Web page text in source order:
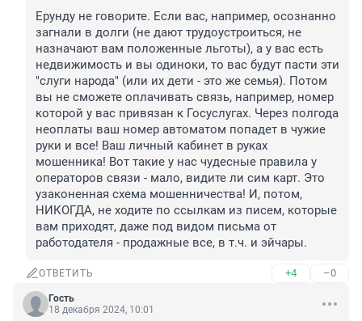
Ерунду не говорите. Если вас, например, осознанно
загнали в долги (не дают трудоустроиться, не
назначают вам положенные льготы), а у вас есть
недвижимость и вы одиноки, то вас будут пасти эти
"слуги народа" (или их дети - это же семья). Потом
вы не сможете оплачивать связь, например, номер
которой у вас привязан к Госуслугах. Через полгода
неоплаты ваш номер автоматом попадет в чужие
руки и все! Ваш личный кабинет в руках
мошенника! Вот такие у нас чудесные правила у
операторов связи - мало, видите ли сим карт. Это
узаконенная схема мошенничества! И, потом,
НИКОГДА, не ходите по ссылкам из писем, которые
вам приходят, даже под видом письма от
работодателя - продажные все, в т.ч. и эйчары.
ОТВЕТИТЬ +4 –0
Гость
18 декабря 2024, 10:01